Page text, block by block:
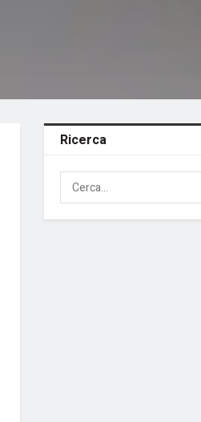
Ricerca